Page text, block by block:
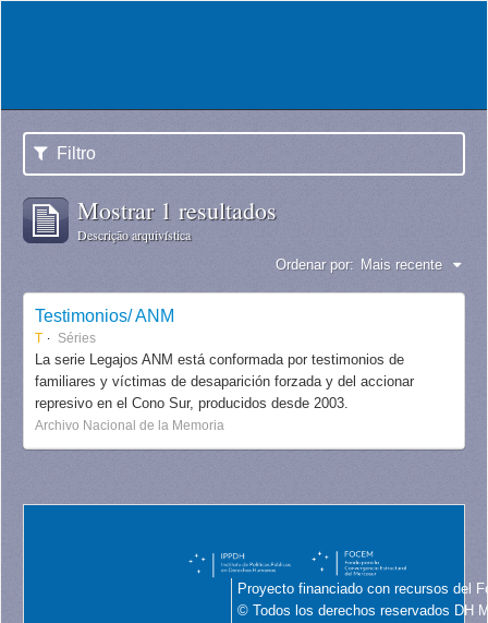
Filtro
Mostrar 1 resultados
Descrição arquivística
Ordenar por: Mais recente
Testimonios/ ANM
T Séries
La serie Legajos ANM está conformada por testimonios de
familiares y víctimas de desaparición forzada y del accionar
represivo en el Cono Sur, producidos desde 2003.
Archivo Nacional de la Memoria
Proyecto financiado con recursos del
© Todos los derechos reservados DH